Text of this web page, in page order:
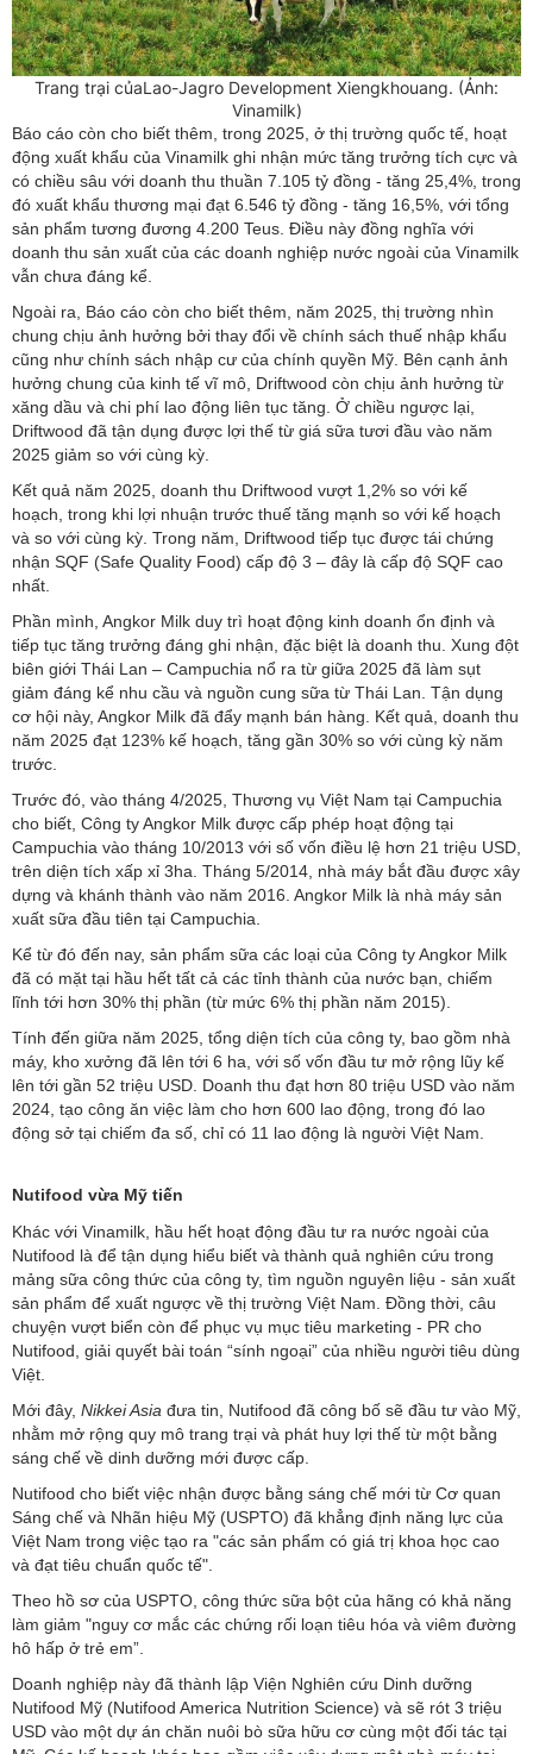
Trang trại củaLao-Jagro Development Xiengkhouang. (Ảnh:
Vinamilk)
Báo cáo còn cho biết thêm, trong 2025, ở thị trường quốc tế, hoạt
động xuất khẩu của Vinamilk ghi nhận mức tăng trưởng tích cực và
có chiều sâu với doanh thu thuần 7.105 tỷ đồng - tăng 25,4%, trong
đó xuất khẩu thương mại đạt 6.546 tỷ đồng - tăng 16,5%, với tổng
sản phẩm tương đương 4.200 Teus. Điều này đồng nghĩa với
doanh thu sản xuất của các doanh nghiệp nước ngoài của Vinamilk
vẫn chưa đáng kể.
Ngoài ra, Báo cáo còn cho biết thêm, năm 2025, thị trường nhìn
chung chịu ảnh hưởng bởi thay đổi về chính sách thuế nhập khẩu
cũng như chính sách nhập cư của chính quyền Mỹ. Bên cạnh ảnh
hưởng chung của kinh tế vĩ mô, Driftwood còn chịu ảnh hưởng từ
xăng dầu và chi phí lao động liên tục tăng. Ở chiều ngược lại,
Driftwood đã tận dụng được lợi thế từ giá sữa tươi đầu vào năm
2025 giảm so với cùng kỳ.
Kết quả năm 2025, doanh thu Driftwood vượt 1,2% so với kế
hoạch, trong khi lợi nhuận trước thuế tăng mạnh so với kế hoạch
và so với cùng kỳ. Trong năm, Driftwood tiếp tục được tái chứng
nhận SQF (Safe Quality Food) cấp độ 3 – đây là cấp độ SQF cao
nhất.
Phần mình, Angkor Milk duy trì hoạt động kinh doanh ổn định và
tiếp tục tăng trưởng đáng ghi nhận, đặc biệt là doanh thu. Xung đột
biên giới Thái Lan – Campuchia nổ ra từ giữa 2025 đã làm sụt
giảm đáng kể nhu cầu và nguồn cung sữa từ Thái Lan. Tận dụng
cơ hội này, Angkor Milk đã đẩy mạnh bán hàng. Kết quả, doanh thu
năm 2025 đạt 123% kế hoạch, tăng gần 30% so với cùng kỳ năm
trước.
Trước đó, vào tháng 4/2025, Thương vụ Việt Nam tại Campuchia
cho biết, Công ty Angkor Milk được cấp phép hoạt động tại
Campuchia vào tháng 10/2013 với số vốn điều lệ hơn 21 triệu USD,
trên diện tích xấp xỉ 3ha. Tháng 5/2014, nhà máy bắt đầu được xây
dựng và khánh thành vào năm 2016. Angkor Milk là nhà máy sản
xuất sữa đầu tiên tại Campuchia.
Kể từ đó đến nay, sản phẩm sữa các loại của Công ty Angkor Milk
đã có mặt tại hầu hết tất cả các tỉnh thành của nước bạn, chiếm
lĩnh tới hơn 30% thị phần (từ mức 6% thị phần năm 2015).
Tính đến giữa năm 2025, tổng diện tích của công ty, bao gồm nhà
máy, kho xưởng đã lên tới 6 ha, với số vốn đầu tư mở rộng lũy kế
lên tới gần 52 triệu USD. Doanh thu đạt hơn 80 triệu USD vào năm
2024, tạo công ăn việc làm cho hơn 600 lao động, trong đó lao
động sở tại chiếm đa số, chỉ có 11 lao động là người Việt Nam.
Nutifood vừa Mỹ tiến
Khác với Vinamilk, hầu hết hoạt động đầu tư ra nước ngoài của
Nutifood là để tận dụng hiểu biết và thành quả nghiên cứu trong
mảng sữa công thức của công ty, tìm nguồn nguyên liệu - sản xuất
sản phẩm để xuất ngược về thị trường Việt Nam. Đồng thời, câu
chuyện vượt biển còn để phục vụ mục tiêu marketing - PR cho
Nutifood, giải quyết bài toán “sính ngoại” của nhiều người tiêu dùng
Việt.
Mới đây, Nikkei Asia đưa tin, Nutifood đã công bố sẽ đầu tư vào Mỹ,
nhằm mở rộng quy mô trang trại và phát huy lợi thế từ một bằng
sáng chế về dinh dưỡng mới được cấp.
Nutifood cho biết việc nhận được bằng sáng chế mới từ Cơ quan
Sáng chế và Nhãn hiệu Mỹ (USPTO) đã khẳng định năng lực của
Việt Nam trong việc tạo ra "các sản phẩm có giá trị khoa học cao
và đạt tiêu chuẩn quốc tế".
Theo hồ sơ của USPTO, công thức sữa bột của hãng có khả năng
làm giảm "nguy cơ mắc các chứng rối loạn tiêu hóa và viêm đường
hô hấp ở trẻ em”.
Doanh nghiệp này đã thành lập Viện Nghiên cứu Dinh dưỡng
Nutifood Mỹ (Nutifood America Nutrition Science) và sẽ rót 3 triệu
USD vào một dự án chăn nuôi bò sữa hữu cơ cùng một đối tác tại